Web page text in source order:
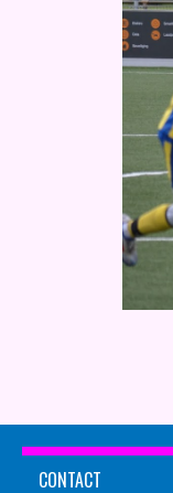
CONTACT